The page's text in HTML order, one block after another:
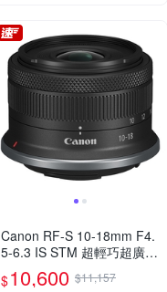
Canon RF-S 10-18mm F4.
5-6.3 IS STM 超輕巧超廣角
變焦鏡頭 公司貨
$10,600 $11,157